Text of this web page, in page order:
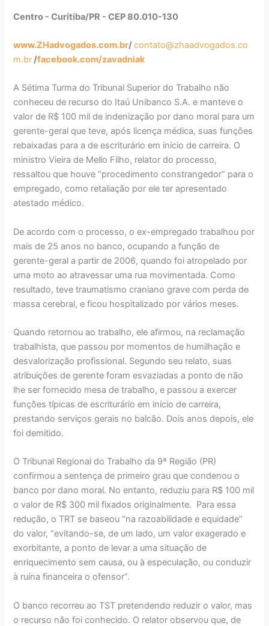
Centro - Curitiba/PR - CEP 80.010-130
www.ZHadvogados.com.br/contato@zhaadvogados.co
m.br/facebook.com/zavadniak
A Sétima Turma do Tribunal Superior do Trabalho não
conheceu de recurso do Itaú Unibanco S.A. e manteve o
valor de R$ 100 mil de indenização por dano moral para um
gerente-geral que teve, após licença médica, suas funções
rebaixadas para a de escriturário em início de carreira. O
ministro Vieira de Mello Filho, relator do processo,
ressaltou que houve “procedimento constrangedor” para o
empregado, como retaliação por ele ter apresentado
atestado médico.
De acordo com o processo, o ex-empregado trabalhou por
mais de 25 anos no banco, ocupando a função de
gerente-geral a partir de 2006, quando foi atropelado por
uma moto ao atravessar uma rua movimentada. Como
resultado, teve traumatismo craniano grave com perda de
massa cerebral, e ficou hospitalizado por vários meses.
Quando retornou ao trabalho, ele afirmou, na reclamação
trabalhista, que passou por momentos de humilhação e
desvalorização profissional. Segundo seu relato, suas
atribuições de gerente foram esvaziadas a ponto de não
lhe ser fornecido mesa de trabalho, e passou a exercer
funções típicas de escriturário em início de carreira,
prestando serviços gerais no balcão. Dois anos depois, ele
foi demitido.
O Tribunal Regional do Trabalho da 9ª Região (PR)
confirmou a sentença de primeiro grau que condenou o
banco por dano moral. No entanto, reduziu para R$ 100 mil
o valor de R$ 300 mil fixados originalmente. Para essa
redução, o TRT se baseou “na razoabilidade e equidade”
do valor, “evitando-se, de um lado, um valor exagerado e
exorbitante, a ponto de levar a uma situação de
enriquecimento sem causa, ou à especulação, ou conduzir
à ruína financeira o ofensor”.
O banco recorreu ao TST pretendendo reduzir o valor, mas
o recurso não foi conhecido. O relator observou que, de